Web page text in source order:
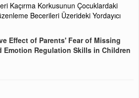
Kaçırma Korkusunun Çocuklardaki
Becerileri Üzerideki Yordayıcı
Effect of Parents' Fear of Missing
Emotion Regulation Skills in Children